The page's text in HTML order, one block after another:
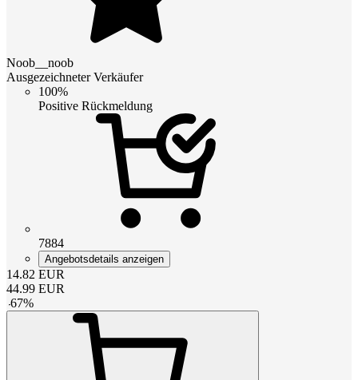
Noob__noob
Ausgezeichneter Verkäufer
100%
Positive Rückmeldung
7884
Angebotsdetails anzeigen
14.82 EUR
44.99 EUR
-67%